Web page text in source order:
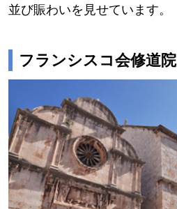
並び賑わいを見せています。
フランシスコ会修道院